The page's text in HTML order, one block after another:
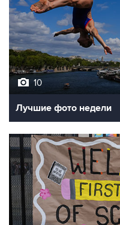
10
Лучшие фото недели